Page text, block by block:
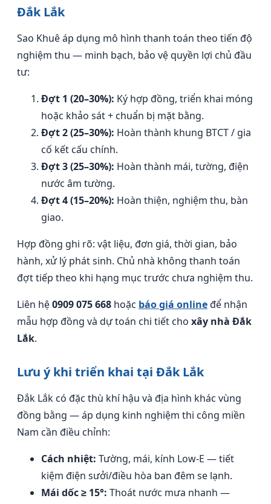
Đắk Lắk
Sao Khuê áp dụng mô hình thanh toán theo tiến độ
nghiệm thu — minh bạch, bảo vệ quyền lợi chủ đầu
tư:
Đợt 1 (20–30%): Ký hợp đồng, triển khai móng
hoặc khảo sát + chuẩn bị mặt bằng.
Đợt 2 (25–30%): Hoàn thành khung BTCT / gia
cố kết cấu chính.
Đợt 3 (25–30%): Hoàn thành mái, tường, điện
nước âm tường.
Đợt 4 (15–20%): Hoàn thiện, nghiệm thu, bàn
giao.
Hợp đồng ghi rõ: vật liệu, đơn giá, thời gian, bảo
hành, xử lý phát sinh. Chủ nhà không thanh toán
đợt tiếp theo khi hạng mục trước chưa nghiệm thu.
Liên hệ0909 075 668 hoặc báo giá onlineđể nhận
mẫu hợp đồng và dự toán chi tiết cho xây nhà Đắk
Lắk.
Lưu ý khi triển khai tại Đắk Lắk
Đắk Lắk có đặc thù khí hậu và địa hình khác vùng
đồng bằng — áp dụng kinh nghiệm thi công miền
Nam cần điều chỉnh:
Cách nhiệt: Tường, mái, kính Low-E — tiết
kiệm điện sưởi/điều hòa ban đêm se lạnh.
Mái dốc ≥ 15°: Thoát nước mưa nhanh —